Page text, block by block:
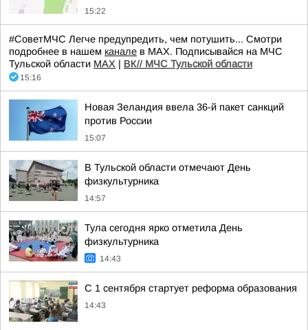
15:22
#СоветМЧС Легче предупредить, чем потушить... Смотри
подробнее в нашем канале в МАХ. Подписывайся на МЧС
Тульской области MAX | ВК// МЧС Тульской области
15:16
Новая Зеландия ввела 36-й пакет санкций
против России
15:07
В Тульской области отмечают День
физкультурника
14:57
Тула сегодня ярко отметила День
физкультурника
14:43
С 1 сентября стартует реформа образования
14:43